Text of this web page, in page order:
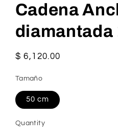
Cadena
diamantada
Regular
$ 6,120.00
Tamaño
50 cm
Quantity